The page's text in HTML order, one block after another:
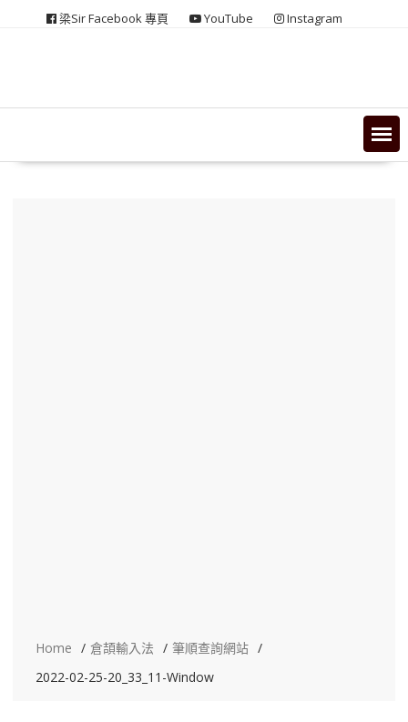
梁Sir Facebook 專頁 YouTube Instagram
Home 倉頡輸入法
筆順查詢網站
2022-02-25-20_33_11-Window